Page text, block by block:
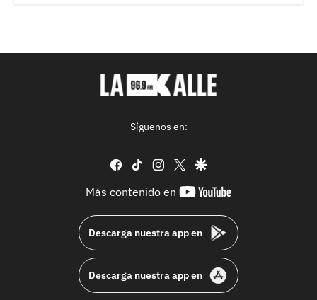
Síguenos en:
facebook
tiktok instagram
twittergoogle
Más contenido en
youtube-
Descarga nuestra app en
Descarga nuestra app en